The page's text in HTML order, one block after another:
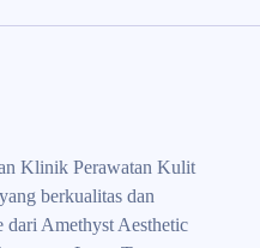
Klinik Perawatan Kulit
berkualitas dan
dari Amethyst Aesthetic